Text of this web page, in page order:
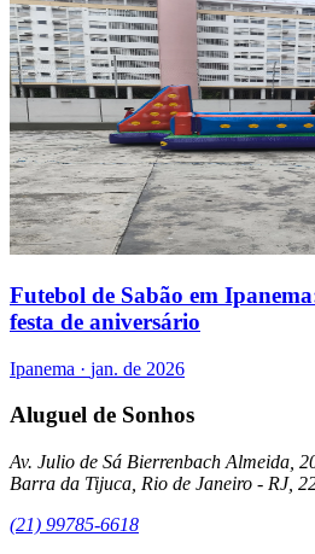
Futebol de Sabão em
festa de aniversário
Ipanema · jan. de 2026
Aluguel de Sonhos
Av. Julio de Sá Bierrenbach Almeida,
Barra da Tijuca, Rio de Janeiro - RJ,
(21) 99785-6618